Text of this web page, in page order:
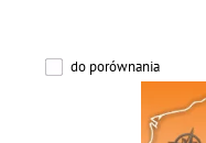
do porównania